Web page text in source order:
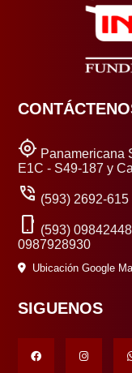
my_location Panamericana
E1C - S49-187 y
phone_in_talk (593) 2692-615
phone_android (593)
0987928930
Ubicación Google
SIGUENOS